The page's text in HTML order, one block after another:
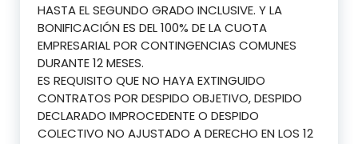
HASTA EL SEGUNDO GRADO INCLUSIVE. Y LA
BONIFICACIÓN ES DEL 100% DE LA CUOTA
EMPRESARIAL POR CONTINGENCIAS COMUNES
DURANTE 12 MESES.
ES REQUISITO QUE NO HAYA EXTINGUIDO
CONTRATOS POR DESPIDO OBJETIVO, DESPIDO
DECLARADO IMPROCEDENTE O DESPIDO
COLECTIVO NO AJUSTADO A DERECHO EN LOS 12